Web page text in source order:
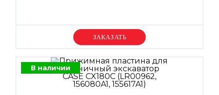
Уточняйте цену
В наличии